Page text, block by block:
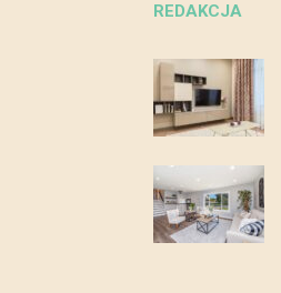
REDAKCJA